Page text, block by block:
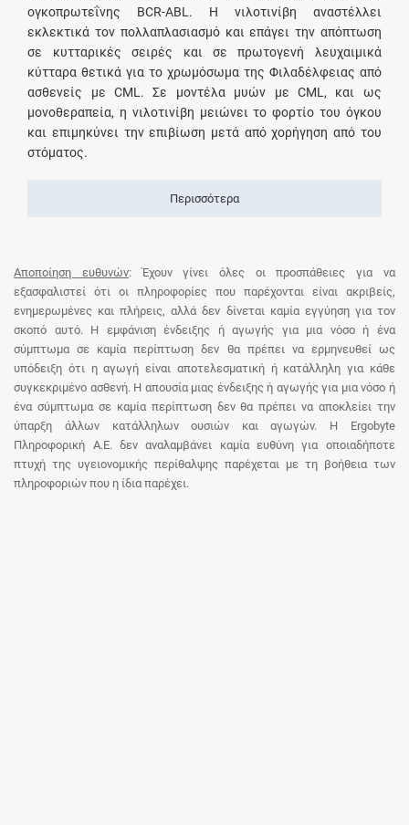
ογκοπρωτεΐνης BCR-ABL. Η νιλοτινίβη αναστέλλει
εκλεκτικά τον πολλαπλασιασμό και επάγει την απόπτωση
σε κυτταρικές σειρές και σε πρωτογενή λευχαιμικά
κύτταρα θετικά για το χρωμόσωμα της Φιλαδέλφειας από
ασθενείς με CML. Σε μοντέλα μυών με CML, και ως
μονοθεραπεία, η νιλοτινίβη μειώνει το φορτίο του όγκου
και επιμηκύνει την επιβίωση μετά από χορήγηση από του
στόματος.
Περισσότερα
Αποποίηση ευθυνών: Έχουν γίνει όλες οι προσπάθειες για να
εξασφαλιστεί ότι οι πληροφορίες που παρέχονται είναι ακριβείς,
ενημερωμένες και πλήρεις, αλλά δεν δίνεται καμία εγγύηση για τον
σκοπό αυτό. Η εμφάνιση ένδειξης ή αγωγής για μια νόσο ή ένα
σύμπτωμα σε καμία περίπτωση δεν θα πρέπει να ερμηνευθεί ως
υπόδειξη ότι η αγωγή είναι αποτελεσματική ή κατάλληλη για κάθε
συγκεκριμένο ασθενή. Η απουσία μιας ένδειξης ή αγωγής για μια νόσο ή
ένα σύμπτωμα σε καμία περίπτωση δεν θα πρέπει να αποκλείει την
ύπαρξη άλλων κατάλληλων ουσιών και αγωγών. Η Ergobyte
Πληροφορική Α.Ε. δεν αναλαμβάνει καμία ευθύνη για οποιαδήποτε
πτυχή της υγειονομικής περίθαλψης παρέχεται με τη βοήθεια των
πληροφοριών που η ίδια παρέχει.